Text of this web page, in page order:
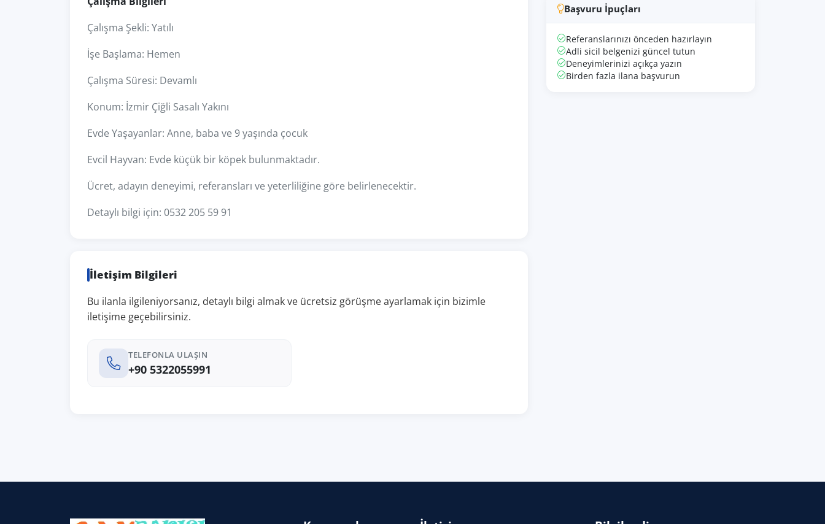
Çalışma Şekli: Yatılı
İşe Başlama: Hemen
Çalışma Süresi: Devamlı
Konum: İzmir Çiğli Sasalı Yakını
Evde Yaşayanlar: Anne, baba ve 9 yaşında çocuk
Evcil Hayvan: Evde küçük bir köpek bulunmaktadır.
Ücret, adayın deneyimi, referansları ve yeterliliğine göre belirlenecektir.
Detaylı bilgi için: 0532 205 59 91
İletişim Bilgileri
Bu ilanla ilgileniyorsanız, detaylı bilgi almak ve ücretsiz görüşme ayarlamak için bizimle
iletişime geçebilirsiniz.
TELEFONLA ULAŞIN
+90 5322055991
Başvuru İpuçları
Referanslarınızı önceden hazırlayın
Adli sicil belgenizi güncel tutun
Deneyimlerinizi açıkça yazın
Birden fazla ilana başvurun